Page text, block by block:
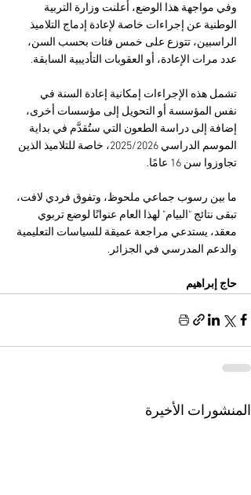
وفي مواجهة هذا الوضع، أعلنت وزارة التربية
الوطنية عن إجراءات خاصة لإعادة إدماج التلاميذ
الراسبين، تتوزع على خمس فئات بحسب السن،
عدد مرات الإعادة، أو العقوبات التأديبية السابقة.
تشمل هذه الإجراءات إمكانية إعادة السنة في
نفس المؤسسة أو التحويل إلى مؤسسات أخرى،
إضافة إلى دراسة الطعون التي ستُقدَّم في بداية
الموسم الدراسي 2025/2026، خاصة للتلاميذ الذين
تجاوزوا سن 16 عامًا.
ما بين رسوب جماعي ملحوظ، وتفوق فردي لافت،
تبقى نتائج "البيام" لهذا العام عنوانًا لوضع تربوي
معقد، يستدعي مراجعة عميقة للسياسات التعليمية
والدعم المدرسي في الجزائر.
حاج إبراهيم
المنشورات الأخيرة